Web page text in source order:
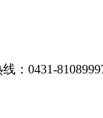
：0431-